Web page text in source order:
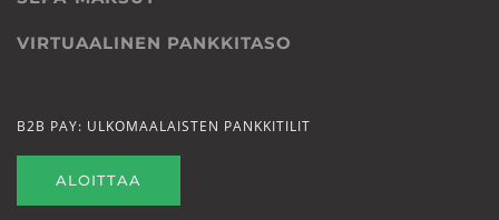
VIRTUAALINEN PANKKITASO
B2B PAY: ULKOMAALAISTEN PANKKITILIT
ALOITTAA